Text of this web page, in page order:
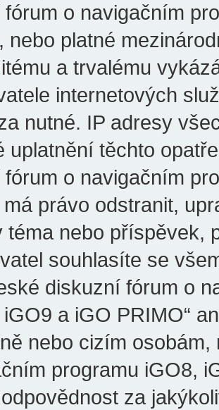
o navigačním
nebo platné
a trvalému
internetových
nutné. IP adresy
uplatnění těchto
o navigačním
má právo odstranit,
téma nebo příspěvek,
souhlasíte se
diskuzní fórum o
a iGO PRIMO“
nebo cizím
programu iGO8,
za